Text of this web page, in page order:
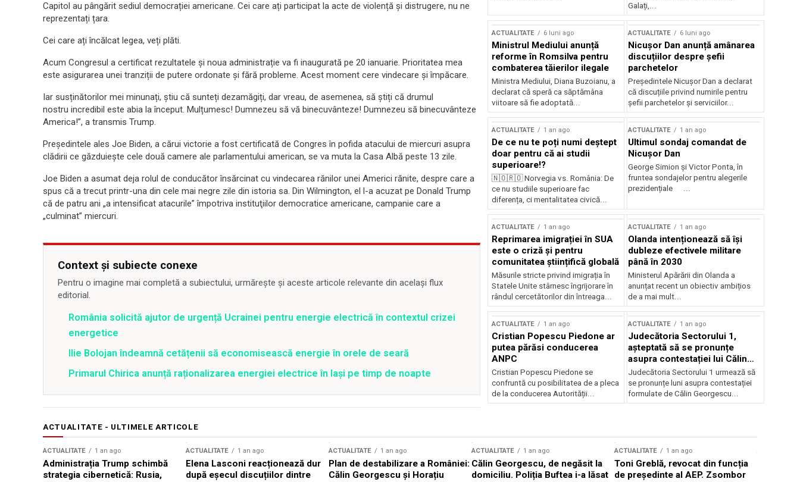
Capitol au pângărit sediul democrației americane. Cei care ați participat la acte de violență și distrugere, nu ne
reprezentați țara.
Cei care ați încălcat legea, veți plăti.
Acum Congresul a certificat rezultatele și noua administrație va fi inaugurată pe 20 ianuarie. Prioritatea mea
este asigurarea unei tranziții de putere ordonate și fără probleme. Acest moment cere vindecare și împăcare.
Iar susținătorilor mei minunați, știu că sunteți dezamăgiți, dar vreau, de asemenea, să știți că drumul
nostru incredibil este abia laînceput. Mulțumesc! Dumnezeu să vă binecuvânteze! Dumnezeu să binecuvânteze
America!”, a transmis Trump.
Preşedintele ales Joe Biden, a cărui victorie a fost certificată de Congres în pofida atacului de miercuri asupra
clădirii ce găzduieşte cele două camere ale parlamentului american, se va muta la Casa Albă peste 13 zile.
Joe Biden a asumat deja rolul de conducător însărcinat cu vindecarea rănilor unei Americi rănite, despre care a
spus că a trecut printr-una din cele mai negre zile din istoria sa. Din Wilmington, el l-a acuzat pe Donald Trump
că de patru ani „a intensificat atacurile” împotriva instituţiilor democratice americane, campanie care a
„culminat” miercuri.
Context și subiecte conexe
Pentru o imagine mai completă a subiectului, urmărește și aceste articole relevante din același flux
editorial.
România solicită ajutor de urgență Ucrainei pentru energie electrică în contextul crizei
energetice
Ilie Bolojan îndeamnă cetățenii să economisească energie în orele de seară
Primarul Chirica anunță raționalizarea energiei electrice în Iași pe timp de noapte
Galați,...
ACTUALITATE 6 luni ago
Ministrul Mediului anunță
reforme în Romsilva pentru
combaterea tăierilor ilegale
Ministra Mediului, Diana Buzoianu, a
declarat că speră ca săptămâna
viitoare să fie adoptată...
ACTUALITATE 6 luni ago
Nicușor Dan anunță amânarea
discuțiilor despre șefii
parchetelor
Președintele Nicușor Dan a declarat
că discuțiile privind numirile pentru
șefii parchetelor și serviciilor...
ACTUALITATE 1 an ago
De ce nu te poți numi deștept
doar pentru că ai studii
superioare!?
🇳🇴🇷🇴 Norvegia vs. România: De
ce nu studiile superioare fac
diferența, ci mentalitatea civică...
ACTUALITATE 1 an ago
Ultimul sondaj comandat de
Nicușor Dan
George Simion și Victor Ponta, în
fruntea sondajelor pentru alegerile
prezidențiale ...
ACTUALITATE 1 an ago
Reprimarea imigrației în SUA
este o criză și pentru
comunitatea științifică globală
Măsurile stricte privind imigrația în
Statele Unite stârnesc îngrijorare în
rândul cercetătorilor din întreaga...
ACTUALITATE 1 an ago
Olanda intenționează să își
dubleze efectivele militare
până în 2030
Ministerul Apărării din Olanda a
anunțat recent un obiectiv ambițios
de a mai mult...
ACTUALITATE 1 an ago
Cristian Popescu Piedone ar
putea părăsi conducerea
ANPC
Cristian Popescu Piedone se
confruntă cu posibilitatea de a pleca
de la conducerea Autorității...
ACTUALITATE 1 an ago
Judecătoria Sectorului 1,
așteptată să se pronunțe
asupra contestației lui Călin
Georgescu privind controlul
judiciar
Judecătoria Sectorului 1 urmează să
se pronunțe luni asupra contestației
formulate de Călin Georgescu...
ACTUALITATE - ULTIMELE ARTICOLE
ACTUALITATE 1 an ago
Administrația Trump schimbă
strategia cibernetică: Rusia,
ACTUALITATE 1 an ago
Elena Lasconi reacționează dur
după eșecul discuțiilor dintre
ACTUALITATE 1 an ago
Plan de destabilizare a României:
Călin Georgescu și Horațiu
ACTUALITATE 1 an ago
Călin Georgescu, de negăsit la
domiciliu. Poliția Buftea i-a lăsat
ACTUALITATE 1 an ago
Toni Greblă, revocat din funcția
de președinte al AEP. Zsombor